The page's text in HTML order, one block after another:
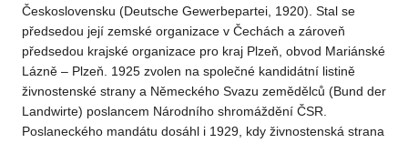
Československu (Deutsche Gewerbepartei, 1920). Stal se
předsedou její zemské organizace v Čechách a zároveň
předsedou krajské organizace pro kraj Plzeň, obvod Mariánské
Lázně – Plzeň. 1925 zvolen na společné kandidátní listině
živnostenské strany a Německého Svazu zemědělců (Bund der
Landwirte) poslancem Národního shromáždění ČSR.
Poslaneckého mandátu dosáhl i 1929, kdy živnostenská strana